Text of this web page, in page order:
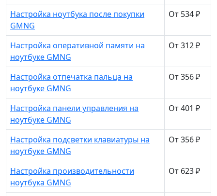
Настройка ноутбука после покупки
GMNG
От 534 ₽
Настройка оперативной памяти на
ноутбуке GMNG
От 312 ₽
Настройка отпечатка пальца на
ноутбуке GMNG
От 356 ₽
Настройка панели управления на
ноутбуке GMNG
От 401 ₽
Настройка подсветки клавиатуры на
ноутбуке GMNG
От 356 ₽
Настройка производительности
ноутбука GMNG
От 623 ₽